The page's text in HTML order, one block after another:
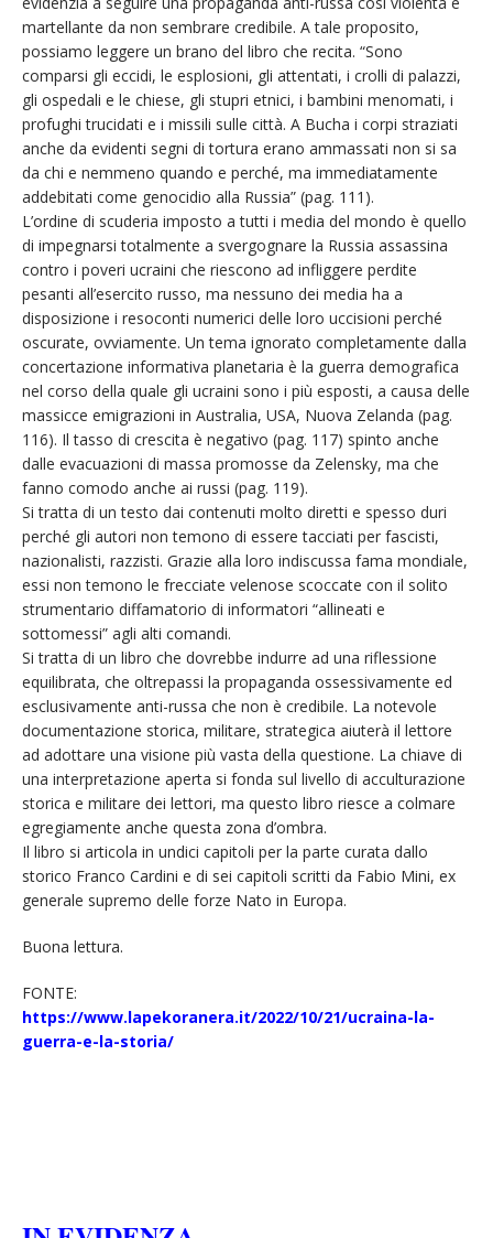
martellante da non sembrare credibile. A tale proposito,
possiamo leggere un brano del libro che recita. “Sono
comparsi gli eccidi, le esplosioni, gli attentati, i crolli di palazzi,
gli ospedali e le chiese, gli stupri etnici, i bambini menomati, i
profughi trucidati e i missili sulle città. A Bucha i corpi straziati
anche da evidenti segni di tortura erano ammassati non si sa
da chi e nemmeno quando e perché, ma immediatamente
addebitati come genocidio alla Russia” (pag. 111).
L’ordine di scuderia imposto a tutti i media del mondo è quello
di impegnarsi totalmente a svergognare la Russia assassina
contro i poveri ucraini che riescono ad infliggere perdite
pesanti all’esercito russo, ma nessuno dei media ha a
disposizione i resoconti numerici delle loro uccisioni perché
oscurate, ovviamente. Un tema ignorato completamente dalla
concertazione informativa planetaria è la guerra demografica
nel corso della quale gli ucraini sono i più esposti, a causa delle
massicce emigrazioni in Australia, USA, Nuova Zelanda (pag.
116). Il tasso di crescita è negativo (pag. 117) spinto anche
dalle evacuazioni di massa promosse da Zelensky, ma che
fanno comodo anche ai russi (pag. 119).
Si tratta di un testo dai contenuti molto diretti e spesso duri
perché gli autori non temono di essere tacciati per fascisti,
nazionalisti, razzisti. Grazie alla loro indiscussa fama mondiale,
essi non temono le frecciate velenose scoccate con il solito
strumentario diffamatorio di informatori “allineati e
sottomessi” agli alti comandi.
Si tratta di un libro che dovrebbe indurre ad una riflessione
equilibrata, che oltrepassi la propaganda ossessivamente ed
esclusivamente anti-russa che non è credibile. La notevole
documentazione storica, militare, strategica aiuterà il lettore
ad adottare una visione più vasta della questione. La chiave di
una interpretazione aperta si fonda sul livello di acculturazione
storica e militare dei lettori, ma questo libro riesce a colmare
egregiamente anche questa zona d’ombra.
Il libro si articola in undici capitoli per la parte curata dallo
storico Franco Cardini e di sei capitoli scritti da Fabio Mini, ex
generale supremo delle forze Nato in Europa.
Buona lettura.
FONTE:
https://www.lapekoranera.it/2022/10/21/ucraina-la-
guerra-e-la-storia/